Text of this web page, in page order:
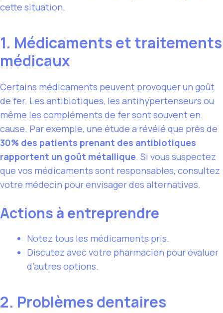
cette situation.
1. Médicaments et traitements
médicaux
Certains médicaments peuvent provoquer un goût
de fer. Les antibiotiques, les antihypertenseurs ou
même les compléments de fer sont souvent en
cause. Par exemple, une étude a révélé que près de
30% des patients prenant des antibiotiques
rapportent un goût métallique. Si vous suspectez
que vos médicaments sont responsables, consultez
votre médecin pour envisager des alternatives.
Actions à entreprendre
Notez tous les médicaments pris.
Discutez avec votre pharmacien pour évaluer
d’autres options.
2. Problèmes dentaires